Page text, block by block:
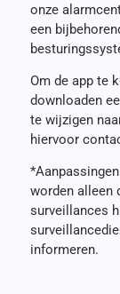
onze
een
Om de app te
downloaden
te wijzigen
hiervoor
worden alleen
surveillances
informeren.